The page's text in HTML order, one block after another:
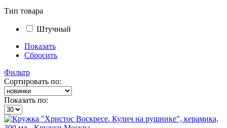
Тип товара
Штучный
Показать
Сбросить
Фильтр
Сортировать по:
Показать по: